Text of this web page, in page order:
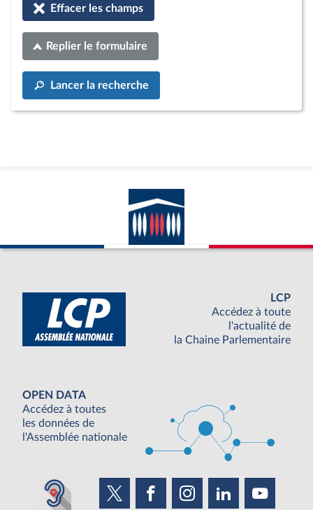
Effacer les champs
Replier le formulaire
Lancer la recherche
LCP
Accédez à toute
l'actualité de
la Chaine Parlementaire
OPEN DATA
Accédez à toutes
les données de
l'Assemblée nationale